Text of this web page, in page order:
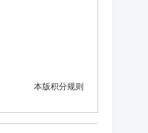
本版积分规则